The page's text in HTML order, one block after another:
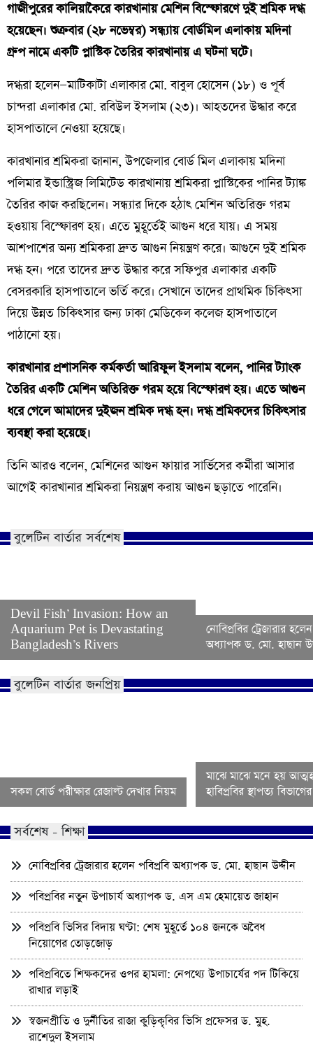
গাজীপুরের কালিয়াকৈরে কারখানায় মেশিন বিস্ফোরণে দুই শ্রমিক দগ্ধ
হয়েছেন। শুক্রবার (২৮ নভেম্বর) সন্ধ্যায় বোর্ডমিল এলাকায় মদিনা
গ্রুপ নামে একটি প্লাস্টিক তৈরির কারখানায় এ ঘটনা ঘটে।
দগ্ধরা হলেন—মাটিকাটা এলাকার মো. বাবুল হোসেন (১৮) ও পূর্ব
চান্দরা এলাকার মো. রবিউল ইসলাম (২৩)। আহতদের উদ্ধার করে
হাসপাতালে নেওয়া হয়েছে।
কারখানার শ্রমিকরা জানান, উপজেলার বোর্ড মিল এলাকায় মদিনা
পলিমার ইন্ডাস্ট্রিজ লিমিটেড কারখানায় শ্রমিকরা প্লাস্টিকের পানির ট্যাঙ্ক
তৈরির কাজ করছিলেন। সন্ধ্যার দিকে হঠাৎ মেশিন অতিরিক্ত গরম
হওয়ায় বিস্ফোরণ হয়। এতে মুহূর্তেই আগুন ধরে যায়। এ সময়
আশপাশের অন্য শ্রমিকরা দ্রুত আগুন নিয়ন্ত্রণ করে। আগুনে দুই শ্রমিক
দগ্ধ হন। পরে তাদের দ্রুত উদ্ধার করে সফিপুর এলাকার একটি
বেসরকারি হাসপাতালে ভর্তি করে। সেখানে তাদের প্রাথমিক চিকিৎসা
দিয়ে উন্নত চিকিৎসার জন্য ঢাকা মেডিকেল কলেজ হাসপাতালে
পাঠানো হয়।
কারখানার প্রশাসনিক কর্মকর্তা আরিফুল ইসলাম বলেন, পানির ট্যাংক
তৈরির একটি মেশিন অতিরিক্ত গরম হয়ে বিস্ফোরণ হয়। এতে আগুন
ধরে গেলে আমাদের দুইজন শ্রমিক দগ্ধ হন। দগ্ধ শ্রমিকদের চিকিৎসার
ব্যবস্থা করা হয়েছে।
তিনি আরও বলেন, মেশিনের আগুন ফায়ার সার্ভিসের কর্মীরা আসার
আগেই কারখানার শ্রমিকরা নিয়ন্ত্রণ করায় আগুন ছড়াতে পারেনি।
বুলেটিন বার্তার সর্বশেষ
Devil Fish’ Invasion: How an
Aquarium Pet is Devastating
Bangladesh’s Rivers
নোবিপ্রবির ট্রেজারার
অধ্যাপক ড. মো. হাছান
বুলেটিন বার্তার জনপ্রিয়
সকল বোর্ড পরীক্ষার রেজাল্ট দেখার নিয়ম
মাঝে মাঝে মনে হয়
হাবিপ্রবির স্থাপত্য
সর্বশেষ - শিক্ষা
নোবিপ্রবির ট্রেজারার হলেন পবিপ্রবি অধ্যাপক ড. মো. হাছান উদ্দীন
পবিপ্রবির নতুন উপাচার্য অধ্যাপক ড. এস এম হেমায়েত জাহান
পবিপ্রবি ভিসির বিদায় ঘণ্টা: শেষ মুহূর্তে ১০৪ জনকে অবৈধ
নিয়োগের তোড়জোড়
পবিপ্রবিতে শিক্ষকদের ওপর হামলা: নেপথ্যে উপাচার্যের পদ টিকিয়ে
রাখার লড়াই
স্বজনপ্রীতি ও দুর্নীতির রাজা কুড়িকৃবির ভিসি প্রফেসর ড. মুহ.
রাশেদুল ইসলাম